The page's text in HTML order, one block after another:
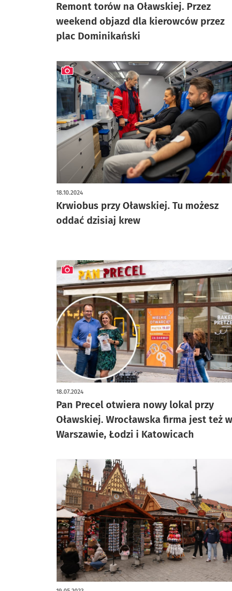
Remont torów na Oławskiej. Przez
weekend objazd dla kierowców przez
plac Dominikański
Krwiobus przy Oławskiej. Tu możesz
oddać dzisiaj krew
18.10.2024
artykuł z galerią zdjęć
Pan Precel otwiera nowy lokal przy
Oławskiej. Wrocławska firma jest też w
Warszawie, Łodzi i Katowicach
18.07.2024
artykuł z galerią zdjęć